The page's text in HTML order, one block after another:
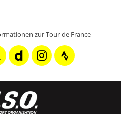
zur Tour de France